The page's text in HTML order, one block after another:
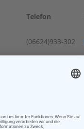
Telefon
(06624)933-302
(06624)933-140